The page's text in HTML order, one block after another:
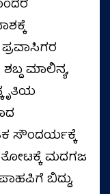
ಶಬ್ದ ಮಾಲಿನ್ಯ,
ಸೌಂದರ್ಯಕ್ಕೆ
ಮದಗಜ
ಬಿದ್ದು,